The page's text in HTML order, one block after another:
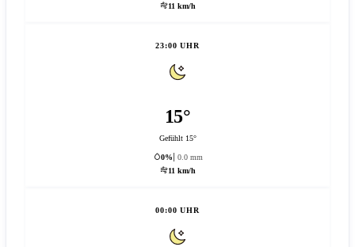
11 km/h
23:00 UHR
15°
Gefühlt 15°
0%
0.0 mm
11 km/h
00:00 UHR